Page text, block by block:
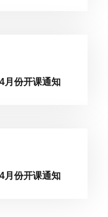
月份开课通知
月份开课通知